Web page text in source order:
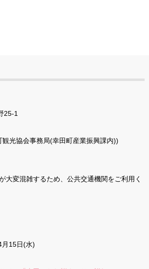
25-1
光協会事務局(幸田町産業振興課内))
大変混雑するため、公共交通機関をご利用く
15日(水)